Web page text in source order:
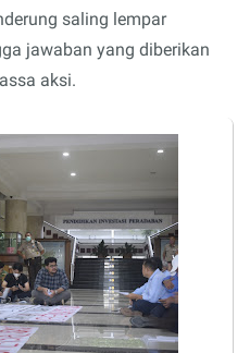
saling lempar
jawaban yang diberikan
aksi.